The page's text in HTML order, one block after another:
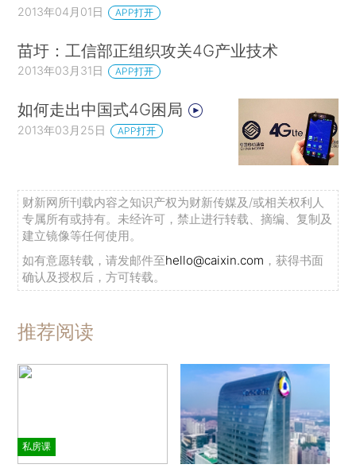
2013年04月01日 APP打开
苗圩：工信部正组织攻关4G产业技术
2013年03月31日 APP打开
如何走出中国式4G困局
2013年03月25日 APP打开
财新网所刊载内容之知识产权为财新传媒及/或相关权利人
专属所有或持有。未经许可，禁止进行转载、摘编、复制及
建立镜像等任何使用。
如有意愿转载，请发邮件至hello@caixin.com ，获得书面
确认及授权后，方可转载。
推荐阅读
私房课